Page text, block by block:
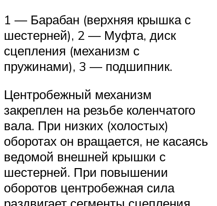
1 — Барабан (верхняя крышка с
шестерней), 2 — Муфта, диск
сцепления (механизм с
пружинами), 3 — подшипник.
Центробежный механизм
закреплен на резьбе коленчатого
вала. При низких (холостых)
оборотах он вращается, не касаясь
ведомой внешней крышки с
шестерней. При повышении
оборотов центробежная сила